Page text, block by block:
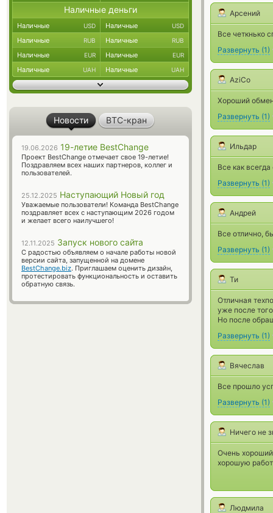
Арсений
Все четкнько
Развернуть (1)
AziCo
Хороший
Развернуть (1)
Ильдар
Все как всегда
Развернуть (1)
Андрей
Все отлично,
Развернуть (1)
Ти
Отличная
уже после
Но после
Развернуть (1)
Вячеслав
Все прошло
Развернуть (1)
Ничего не
Очень хороший
хорошую
Людмила
Наличные деньги
Наличные USD Наличные USD
Наличные RUB Наличные RUB
Наличные EUR Наличные EUR
Наличные UAH Наличные UAH
Новости BTC-кран
19.06.2026 19-летие BestChange
Проект BestChange отмечает свое 19-летие!
Поздравляем всех наших партнеров, коллег и
пользователей.
25.12.2025 Наступающий Новый год
Уважаемые пользователи! Команда BestChange
поздравляет всех с наступающим 2026 годом
и желает всего наилучшего!
12.11.2025 Запуск нового сайта
С радостью объявляем о начале работы новой
версии сайта, запущенной на домене
BestChange.biz. Приглашаем оценить дизайн,
протестировать функциональность и оставить
обратную связь.